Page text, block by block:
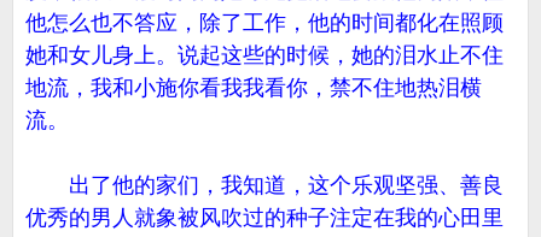
他怎么也不答应，除了工作，他的时间都化在照顾
她和女儿身上。说起这些的时候，她的泪水止不住
地流，我和小施你看我我看你，禁不住地热泪横
流。
出了他的家们，我知道，这个乐观坚强、善良
优秀的男人就象被风吹过的种子注定在我的心田里